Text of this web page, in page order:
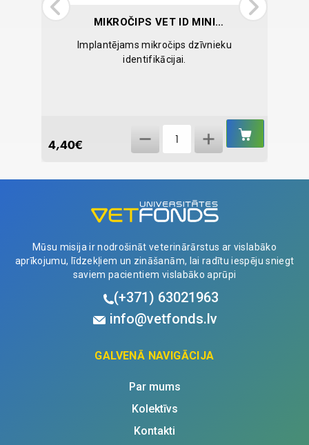
GROZĀ
MIKROČIPS VET ID MINI
Implantējams mikročips dzīvnieku
identifikācijai.
4,40€
VET
1,4x10mm
quantity
Mūsu misija ir nodrošināt veterinārārstus ar vislabāko
aprīkojumu, līdzekļiem un zināšanām, lai radītu iespēju sniegt
saviem pacientiem vislabāko aprūpi
(+371) 63021963
info@vetfonds.lv
GALVENĀ NAVIGĀCIJA
Par mums
Kolektīvs
Kontakti